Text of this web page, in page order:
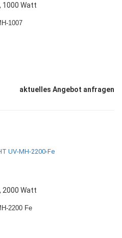
1000 Watt
1007
aktuelles Angebot anfragen
2000 Watt
2200 Fe